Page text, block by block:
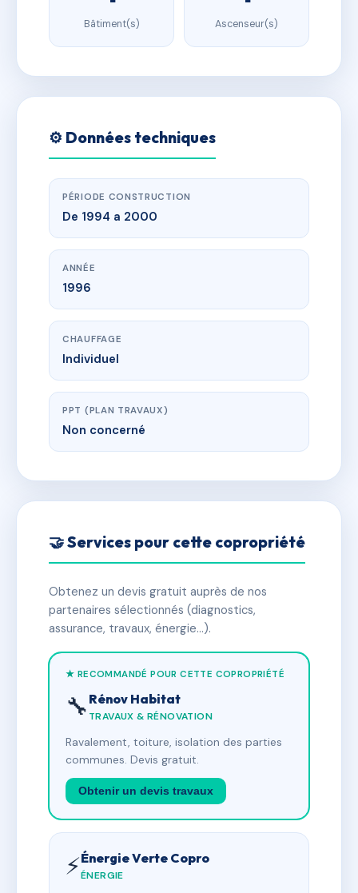
Bâtiment(s) Ascenseur(s)
⚙️ Données techniques
PÉRIODE CONSTRUCTION
De 1994 a 2000
ANNÉE
1996
CHAUFFAGE
Individuel
PPT (PLAN TRAVAUX)
Non concerné
🤝 Services pour cette copropriété
Obtenez un devis gratuit auprès de nos
partenaires sélectionnés (diagnostics,
assurance, travaux, énergie…).
★ RECOMMANDÉ POUR CETTE COPROPRIÉTÉ
🔧 Rénov Habitat
TRAVAUX & RÉNOVATION
Ravalement, toiture, isolation des parties
communes. Devis gratuit.
Obtenir un devis travaux
⚡Énergie Verte Copro
ÉNERGIE